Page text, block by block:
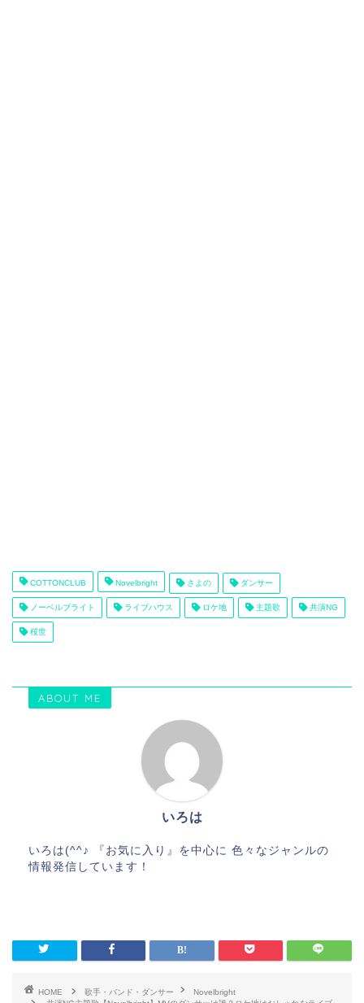
COTTONCLUB Novelbright さよの ダンサー
ノーベルブライト ライブハウス ロケ地 主題歌 共演NG
桜世
ABOUT ME
いろは
いろは(^^♪ 『お気に入り』を中心に 色々なジャンルの
情報発信しています！
HOME 歌手・バンド・ダンサー
Novelbright